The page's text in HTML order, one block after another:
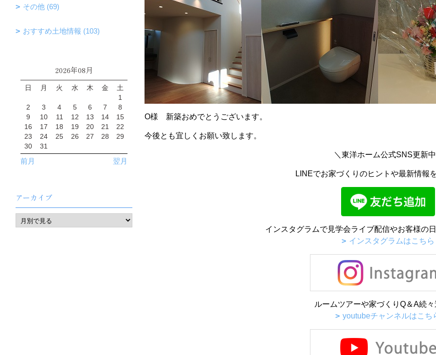
O様 新築おめでとうございます。
今後とも宜しくお願い致します。
＼東洋ホーム公式SNS更新
LINEでお家づくりのヒントや最新情報
インスタグラムで見学会ライブ配信やお客様の
インスタグラムはこちら
ルームツアーや家づくりQ＆A続
youtubeチャンネルはこち
その他 (69)
おすすめ土地情報 (103)
2026年08月
日 月 火 水 木 金
土
1
2
3 4 5 6 7
8
9
10 11 12 13 14
15
16
17 18 19 20 21
22
23
24 25 26 27 28
29
30
31
前月 翌月
アーカイブ